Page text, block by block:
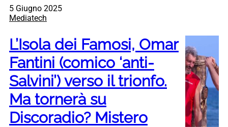
5 Giugno 2025
Mediatech
L’Isola dei Famosi, Omar
Fantini (comico ‘anti-
Salvini’) verso il trionfo.
Ma tornerà su
Discoradio? Mistero